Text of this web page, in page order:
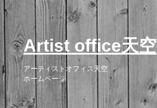
Artist office天空
アーティストオフィス天空
ホームページ